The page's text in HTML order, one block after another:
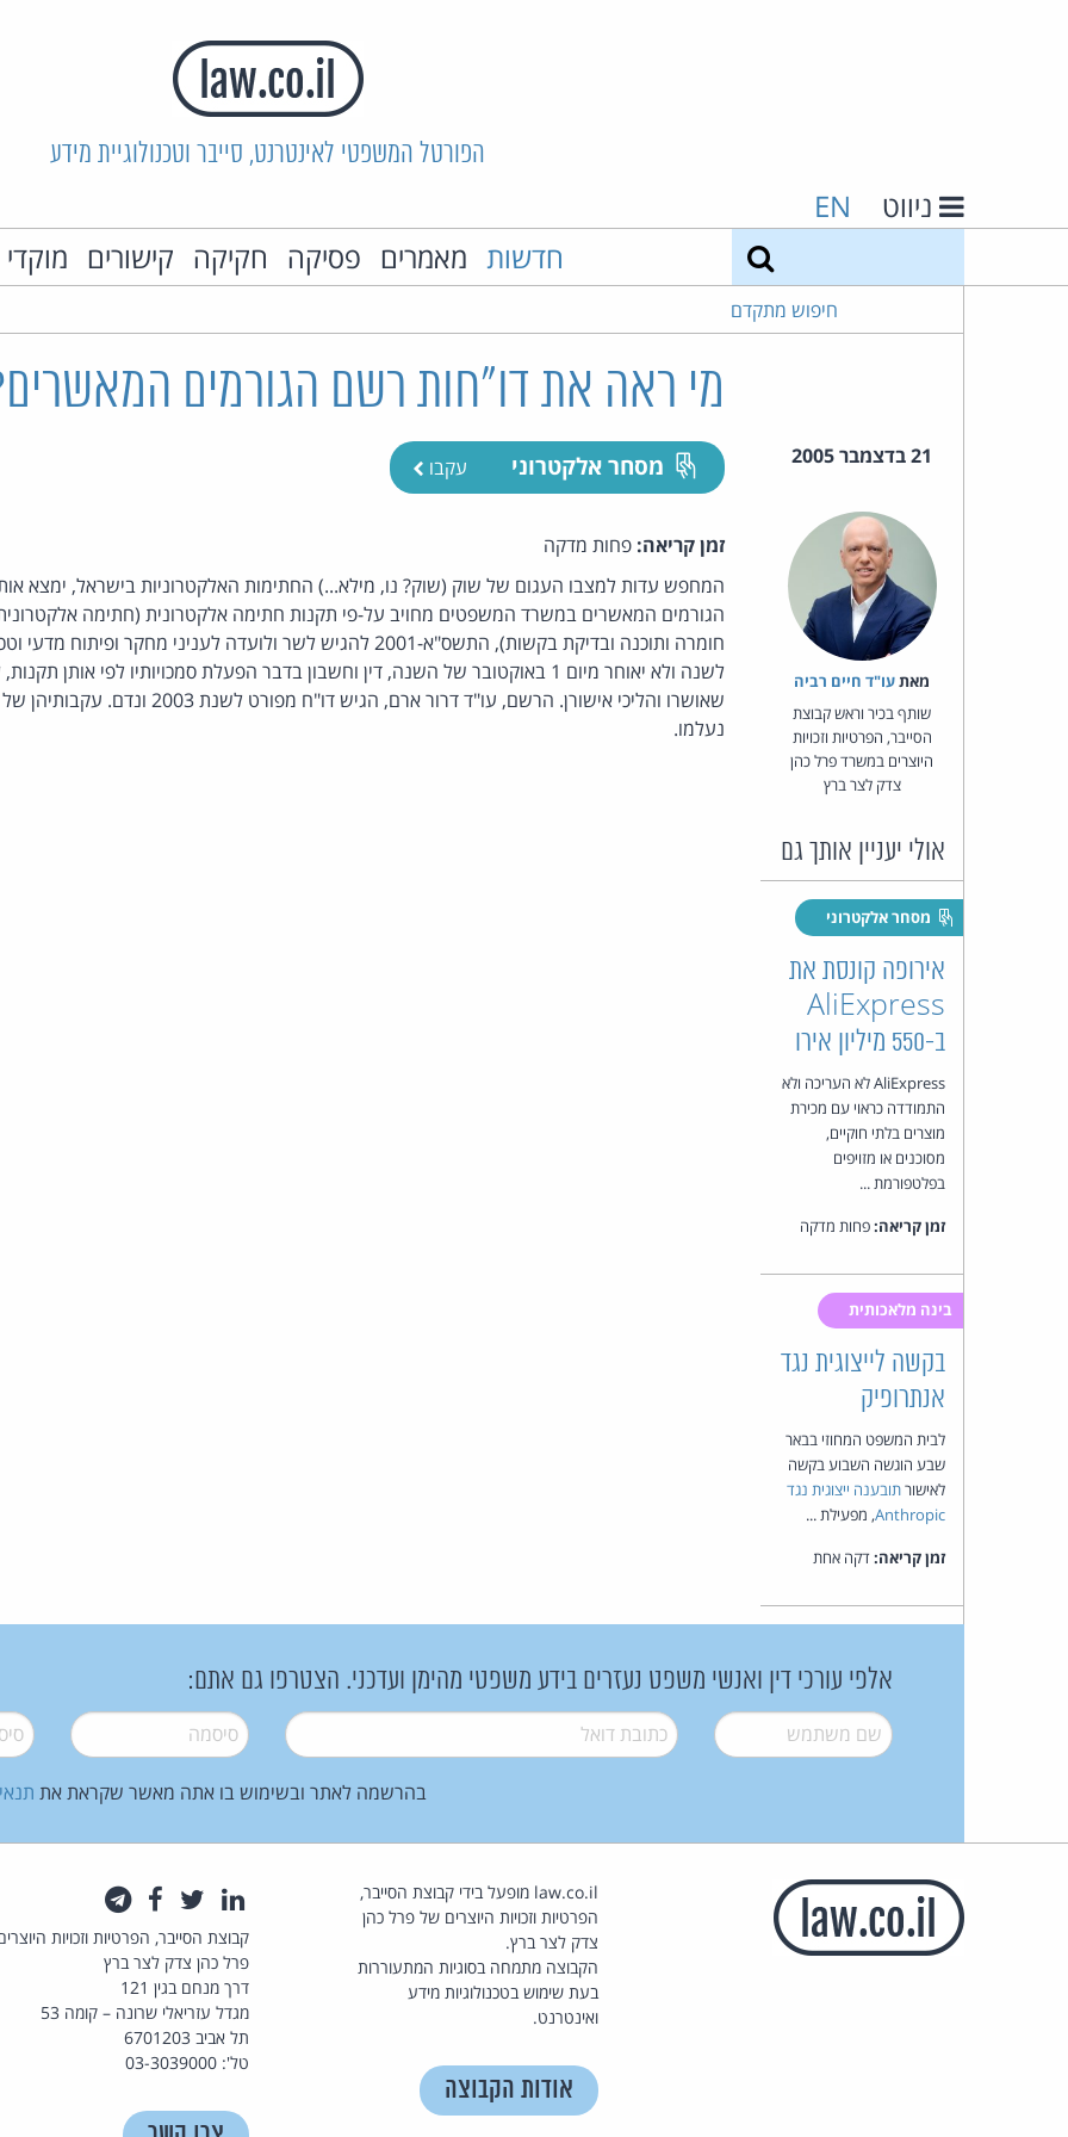
הפורטל המשפטי לאינטרנט, סייבר וטכנולוגיית מידע
ניווט EN
חדשות מאמרים פסיקה חקיקה קישורים
חיפוש מתקדם
מי ראה את דו"חות רשם הגורמים
21 בדצמבר 2005 מסחר אלקטרוני עקבו
מאת‏עו"ד חיים רביה
שותף בכיר וראש קבוצת
הסייבר, הפרטיות וזכויות
היוצרים במשרד פרל כהן
צדק לצר ברץ
אולי יעניין אותך גם
מסחר אלקטרוני
אירופה קונסת את
AliExpress
ב-550 מיליון אירו
AliExpress לא העריכה ולא
התמודדה כראוי עם מכירת
מוצרים בלתי חוקיים,
מסוכנים או מזויפים
בפלטפורמת ...
זמן קריאה:פחות מדקה
בינה מלאכותית
בקשה לייצוגית נגד
אנתרופיק
לבית המשפט המחוזי בבאר
שבע הוגשה השבוע בקשה
לאישורתובענה ייצוגית נגד
Anthropic, מפעילת ...
זמן קריאה:דקה אחת
זמן קריאה: פחות מדקה
המחפש עדות למצבו העגום של שוק (שוק? נו, מילא...) החתימות האלקטרוניות בישראל, ימצא
הגורמים המאשרים במשרד המשפטים מחויב על-פי תקנות חתימה אלקטרונית (חתימה
חומרה ותוכנה ובדיקת בקשות), התשס"א-2001 להגיש לשר ולועדה לעניני מחקר
לשנה ולא יאוחר מיום 1 באוקטובר של השנה, דין וחשבון בדבר הפעלת סמכויותיו לפי אותן
נעלמו.
אלפי עורכי דין ואנשי משפט נעזרים בידע משפטי מהימן ועדכני. הצטרפו גם אתם:
שם משתמש* דואל* סיסמה*
בהרשמה לאתר ובשימוש בו אתה מאשר שקראת את
law.co.il מופעל בידי קבוצת הסייבר,
הפרטיות וזכויות היוצרים של פרל כהן
צדק לצר ברץ.
הקבוצה מתמחה בסוגיות המתעוררות
בעת שימוש בטכנולוגיות מידע
ואינטרנט.
אודות הקבוצה
לינקדאין
טוויטרפייסבוק
קבוצת הסייבר, הפרטיות וזכויות
פרל כהן צדק לצר ברץ
דרך מנחם בגין 121
מגדל עזריאלי שרונה – קומה 53
תל אביב 6701203
טל': 03-3039000